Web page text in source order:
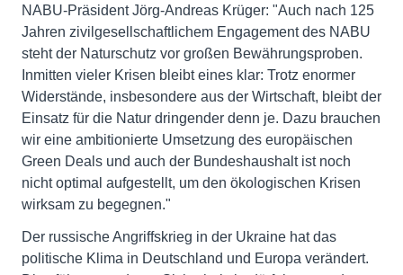
NABU-Präsident Jörg-Andreas Krüger: "Auch nach 125
Jahren zivilgesellschaftlichem Engagement des NABU
steht der Naturschutz vor großen Bewährungsproben.
Inmitten vieler Krisen bleibt eines klar: Trotz enormer
Widerstände, insbesondere aus der Wirtschaft, bleibt der
Einsatz für die Natur dringender denn je. Dazu brauchen
wir eine ambitionierte Umsetzung des europäischen
Green Deals und auch der Bundeshaushalt ist noch
nicht optimal aufgestellt, um den ökologischen Krisen
wirksam zu begegnen."
Der russische Angriffskrieg in der Ukraine hat das
politische Klima in Deutschland und Europa verändert.